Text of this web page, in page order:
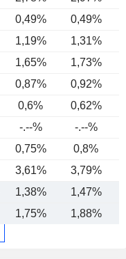
0,49% 0,49%
1,19% 1,31%
1,65% 1,73%
0,87%
0,92%
0,6% 0,62%
-.--% -.--%
0,75% 0,8%
3,61% 3,79%
1,38% 1,47%
1,75% 1,88%